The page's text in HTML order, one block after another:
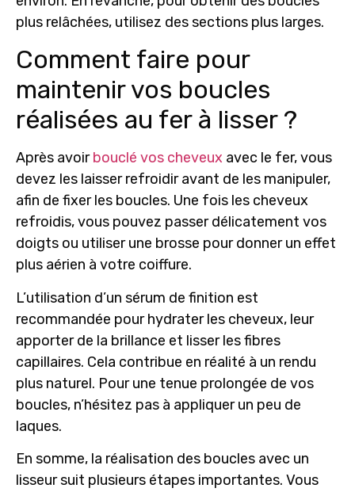
plus relâchées, utilisez des sections plus larges.
Comment faire pour
maintenir vos boucles
réalisées au fer à lisser ?
Après avoirbouclé vos cheveux avec le fer, vous
devez les laisser refroidir avant de les manipuler,
afin de fixer les boucles. Une fois les cheveux
refroidis, vous pouvez passer délicatement vos
doigts ou utiliser une brosse pour donner un effet
plus aérien à votre coiffure.
L’utilisation d’un sérum de finition est
recommandée pour hydrater les cheveux, leur
apporter de la brillance et lisser les fibres
capillaires. Cela contribue en réalité à un rendu
plus naturel. Pour une tenue prolongée de vos
boucles, n’hésitez pas à appliquer un peu de
laques.
En somme, la réalisation des boucles avec un
lisseur suit plusieurs étapes importantes. Vous